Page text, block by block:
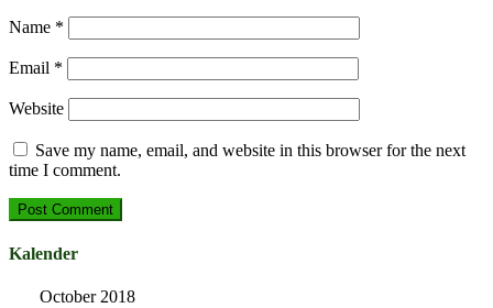
Name *
Email *
Website
Save my name, email, and website in this browser for the next
time I comment.
Kalender
October 2018